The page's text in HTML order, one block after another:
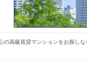
の高級賃貸マンションをお探し